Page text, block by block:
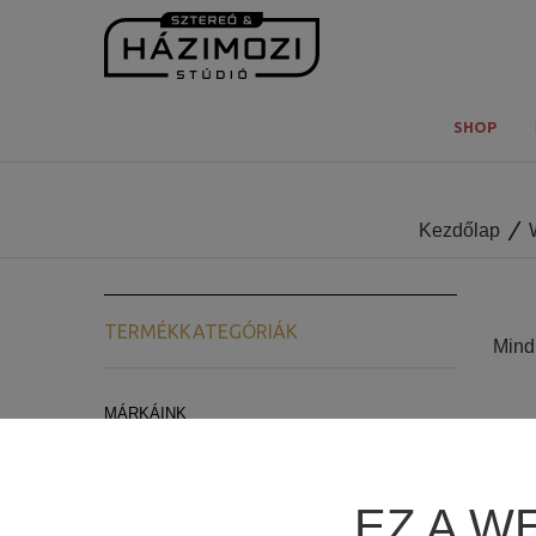
SHOP
Kezdőlap
TERMÉKKATEGÓRIÁK
MÁRKÁINK